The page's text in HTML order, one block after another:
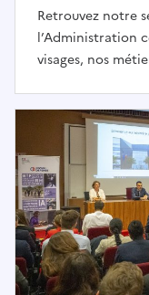
Retrouvez notre
l’Administration
visages, nos